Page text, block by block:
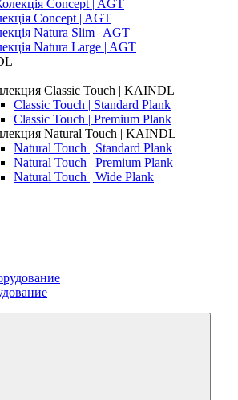
Concept | AGT
Natura Slim | AGT
Natura Large | AGT
Classic Touch | KAINDL
Classic Touch | Standard Plank
Classic Touch | Premium Plank
Natural Touch | KAINDL
Natural Touch | Standard Plank
Natural Touch | Premium Plank
Natural Touch | Wide Plank